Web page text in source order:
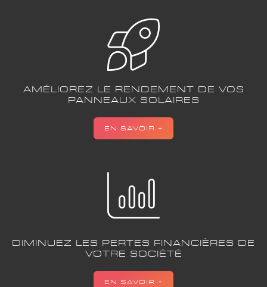
AMÉLIOREZ LE RENDEMENT DE VOS
PANNEAUX SOLAIRES
EN SAVOIR +
DIMINUEZ LES PERTES FINANCIÈRES DE
VOTRE SOCIÉTÉ
EN SAVOIR +